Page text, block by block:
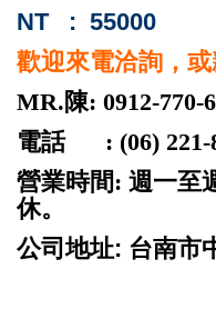
NT : 55000
歡迎來電洽詢，
MR.陳: 0912-770-
電話 : (06) 221-
營業時間: 週一至
休。
公司地址: 台南市